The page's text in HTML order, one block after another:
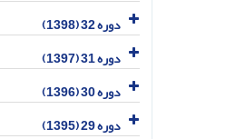
دوره 32 (1398)
دوره 31 (1397)
دوره 30 (1396)
دوره 29 (1395)